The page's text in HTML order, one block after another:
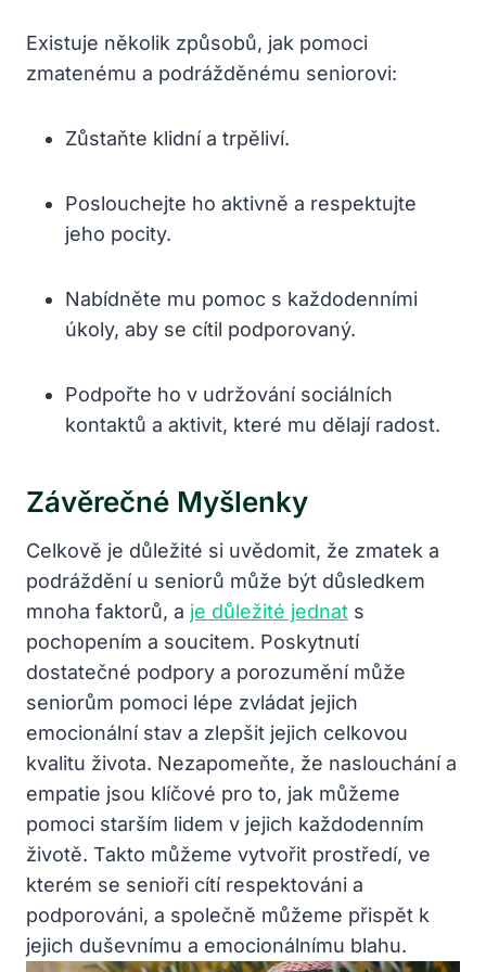
Existuje několik způsobů, jak pomoci
zmatenému a podrážděnému seniorovi:
Zůstaňte klidní a trpěliví.
Poslouchejte ho aktivně a respektujte
jeho pocity.
Nabídněte mu pomoc s každodenními
úkoly, aby se cítil podporovaný.
Podpořte ho v udržování sociálních
kontaktů a aktivit, které mu dělají radost.
Závěrečné Myšlenky
Celkově je důležité si uvědomit, že zmatek a
podráždění u seniorů může být důsledkem
mnoha faktorů, a je důležité jednat s
pochopením a soucitem. Poskytnutí
dostatečné podpory a porozumění může
seniorům pomoci lépe zvládat jejich
emocionální stav a zlepšit jejich celkovou
kvalitu života. Nezapomeňte, že naslouchání a
empatie jsou klíčové pro to, jak můžeme
pomoci starším lidem v jejich každodenním
životě. Takto můžeme vytvořit prostředí, ve
kterém se senioři cítí respektováni a
podporováni, a společně můžeme přispět k
jejich duševnímu a emocionálnímu blahu.